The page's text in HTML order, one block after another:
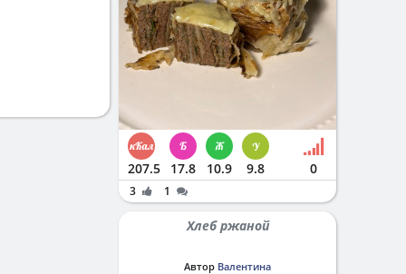
207.5 17.8 10.9 9.8 0
3 1
Хлеб ржаной
Автор Валентина